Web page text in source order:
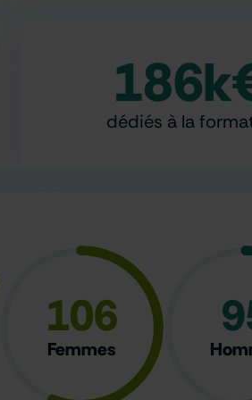
dédiés à la
186
106
Femmes